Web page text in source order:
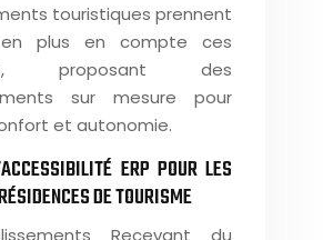
touristiques prennent
plus en compte ces
proposant des
sur mesure pour
et autonomie.
ERP POUR LES
DE TOURISME